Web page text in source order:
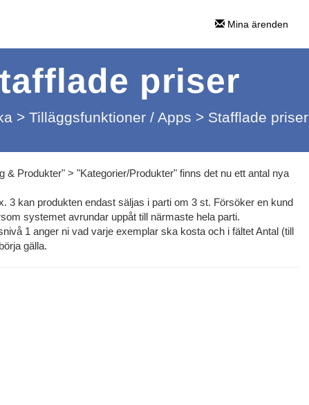
Mina ärenden
priser
> Tilläggsfunktioner / Apps > Stafflade priser
Produkter" > "Kategorier/Produkter" finns det nu ett antal nya
3 kan produkten endast säljas i parti om 3 st. Försöker en kund
systemet avrundar uppåt till närmaste hela parti.
1 anger ni vad varje exemplar ska kosta och i fältet Antal (till
gälla.